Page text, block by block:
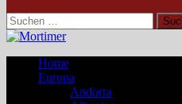
Suchen
nach:
Home
Europa
Andorra